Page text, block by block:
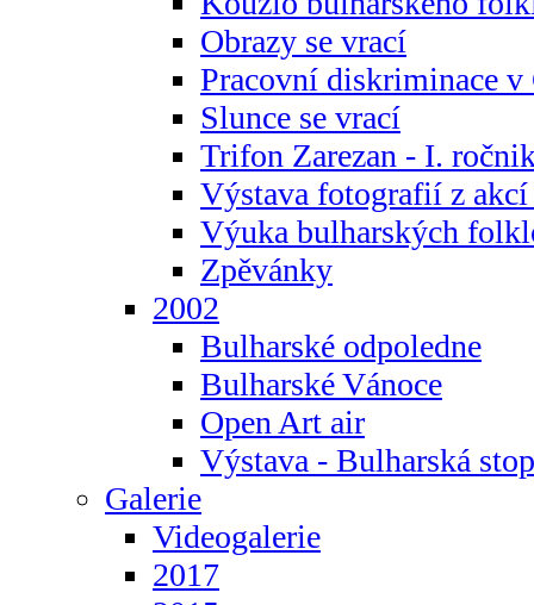
Obrazy se vrací
Pracovní diskriminace
Slunce se vrací
Trifon Zarezan - I.
Výstava fotografií z akcí
Výuka bulharských
Zpěvánky
2002
Bulharské odpoledne
Bulharské Vánoce
Open Art air
Výstava - Bulharská
Galerie
Videogalerie
2017